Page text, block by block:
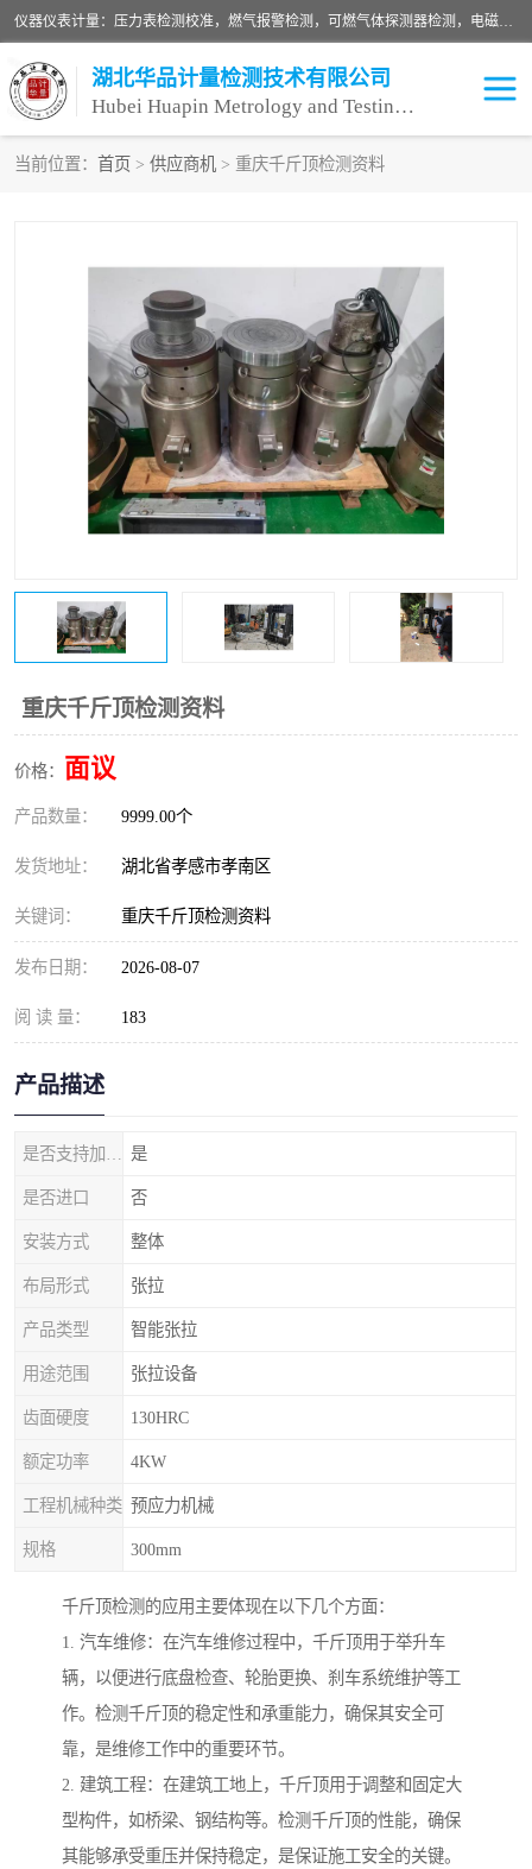
仪器仪表计量：压力表检测校准，燃气报警检测，可燃气体探测器检测，电磁流量计检测校准，明渠流量计检测，千斤顶检测标定，仪器校准，量具校准，仪表检测，仪器检测，计量设备校准；洁净室检测：洁净度检测，洁净厂房检测，无尘洁净室检测，悬浮粒子检测，*过滤器检测；安全阀校验：安全阀校验，安全阀检验，安全阀检测，安全阀年检，安全阀校正，安全阀校准；
湖北华品计量检测技术有限公司
Hubei Huapin Metrology and Testing Technology Co. , Ltd.
当前位置： 首页 > 供应商机 > 重庆千斤顶检测资料
重庆千斤顶检测资料
价格： 面议
产品数量： 9999.00个
发货地址： 湖北省孝感市孝南区
关键词： 重庆千斤顶检测资料
发布日期： 2026-08-07
阅 读 量： 183
产品描述
是
是否进口 否
安装方式 整体
布局形式 张拉
产品类型 智能张拉
用途范围 张拉设备
齿面硬度 130HRC
额定功率 4KW
工程机械种类 预应力机械
规格 300mm
千斤顶检测的应用主要体现在以下几个方面：
1. 汽车维修：在汽车维修过程中，千斤顶用于举升车
辆，以便进行底盘检查、轮胎更换、刹车系统维护等工
作。检测千斤顶的稳定性和承重能力，确保其安全可
靠，是维修工作中的重要环节。
2. 建筑工程：在建筑工地上，千斤顶用于调整和固定大
型构件，如桥梁、钢结构等。检测千斤顶的性能，确保
其能够承受重压并保持稳定，是保证施工安全的关键。
安全阀校验 计量设备校准
可燃气体探测器
压力表校准